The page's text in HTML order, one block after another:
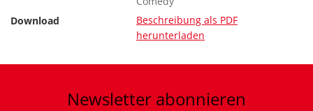
Download
Beschreibung als PDF
herunterladen
Newsletter abonnieren